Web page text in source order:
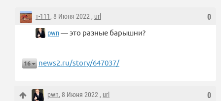
0
т-111, 8 Июня 2022 , url
pwn— это разные барышни?
16 news2.ru/story/647037/
0
pwn, 8 Июня 2022 , url